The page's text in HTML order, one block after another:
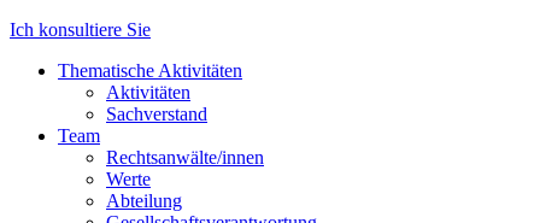
Ich konsultiere Sie
Thematische Aktivitäten
Aktivitäten
Sachverstand
Team
Rechtsanwälte/innen
Werte
Abteilung